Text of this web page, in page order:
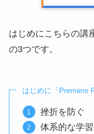
はじめにこちらの講
の3つです。
はじめに「Premiere
挫折を防ぐ
体系的な学